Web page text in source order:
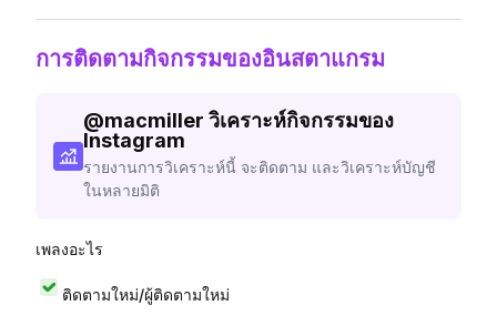
การติดตามกิจกรรมของอินสตาแกรม
@macmiller วิเคราะห์กิจกรรมของ
Instagram
รายงานการวิเคราะห์นี้ จะติดตาม และวิเคราะห์บัญชี
ในหลายมิติ
เพลงอะไร
ติดตามใหม่/ผู้ติดตามใหม่